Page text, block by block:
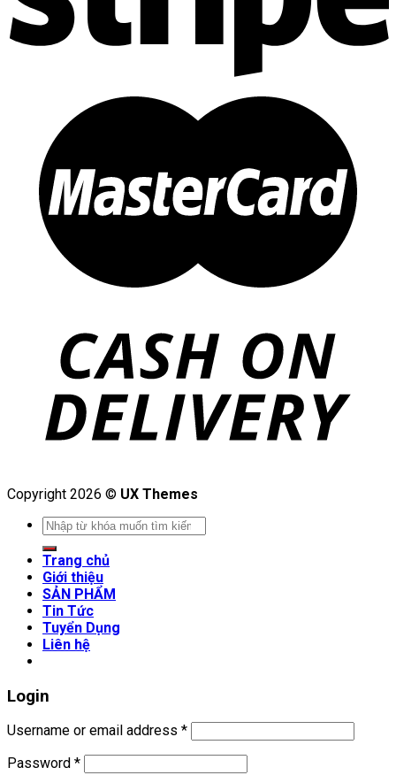
Copyright 2026 © UX Themes
Search
for:
Trang chủ
Giới thiệu
SẢN PHẨM
Tin Tức
Tuyển Dụng
Liên hệ
Login
Username or email address *
Password *